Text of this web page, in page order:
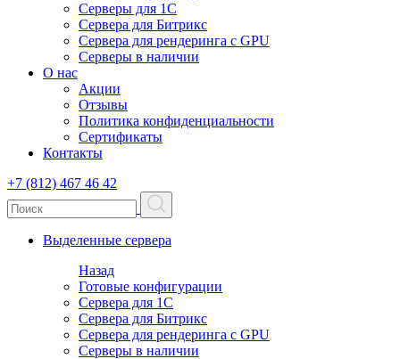
Серверы для 1С
Сервера для Битрикс
Сервера для рендеринга с GPU
Серверы в наличии
О нас
Акции
Отзывы
Политика конфиденциальности
Сертификаты
Контакты
+7 (812) 467 46 42
Выделенные сервера
Назад
Готовые конфигурации
Сервера для 1С
Сервера для Битрикс
Сервера для рендеринга с GPU
Серверы в наличии